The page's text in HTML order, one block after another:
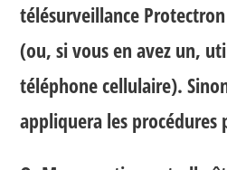
télésurveillance
(ou, si vous en avez un,
téléphone cellulaire).
appliquera les procédures